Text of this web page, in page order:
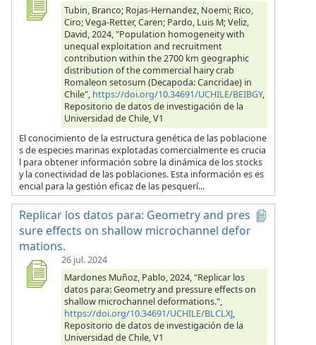
Tubin, Branco; Rojas-Hernandez, Noemi; Rico,
Ciro; Vega-Retter, Caren; Pardo, Luis M; Veliz,
David, 2024, "Population homogeneity with
unequal exploitation and recruitment
contribution within the 2700 km geographic
distribution of the commercial hairy crab
Romaleon setosum (Decapoda: Cancridae) in
Chile", https://doi.org/10.34691/UCHILE/BEIBGY,
Repositorio de datos de investigación de la
Universidad de Chile, V1
El conocimiento de la estructura genética de las poblacione
s de especies marinas explotadas comercialmente es crucia
l para obtener información sobre la dinámica de los stocks
y la conectividad de las poblaciones. Esta información es es
encial para la gestión eficaz de las pesquerí...
Replicar los datos para: Geometry and pres
sure effects on shallow microchannel defor
mations.
26 jul. 2024
Mardones Muñoz, Pablo, 2024, "Replicar los
datos para: Geometry and pressure effects on
shallow microchannel deformations.",
https://doi.org/10.34691/UCHILE/BLCLXJ,
Repositorio de datos de investigación de la
Universidad de Chile, V1